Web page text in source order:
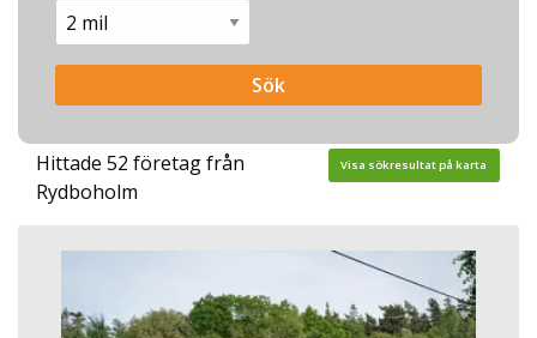
Hittade 52 företag från
Rydboholm
Visa sökresultat på karta